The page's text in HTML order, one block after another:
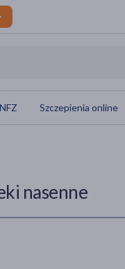
Szczepienia online
nasenne